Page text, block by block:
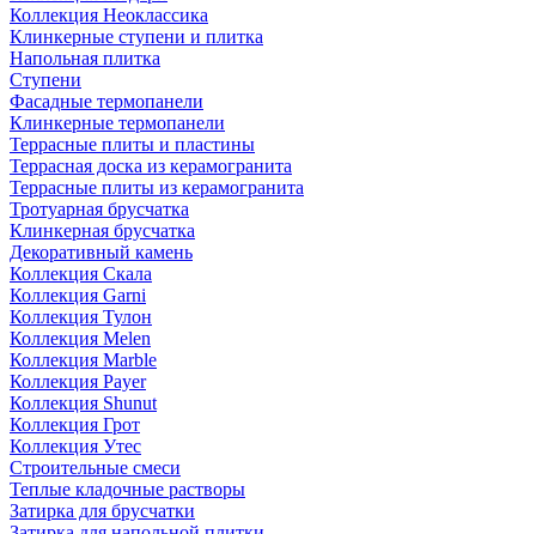
Коллекция Неоклассика
Клинкерные ступени и плитка
Напольная плитка
Ступени
Фасадные термопанели
Клинкерные термопанели
Террасные плиты и пластины
Террасная доска из керамогранита
Террасные плиты из керамогранита
Тротуарная брусчатка
Клинкерная брусчатка
Декоративный камень
Коллекция Скала
Коллекция Garni
Коллекция Тулон
Коллекция Melen
Коллекция Marble
Коллекция Payer
Коллекция Shunut
Коллекция Грот
Коллекция Утес
Строительные смеси
Теплые кладочные растворы
Затирка для брусчатки